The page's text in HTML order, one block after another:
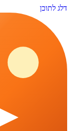
דלג לתוכן